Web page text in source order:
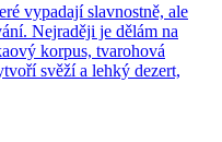
vypadají slavnostně, ale
Nejraději je dělám na
korpus, tvarohová
svěží a lehký dezert,